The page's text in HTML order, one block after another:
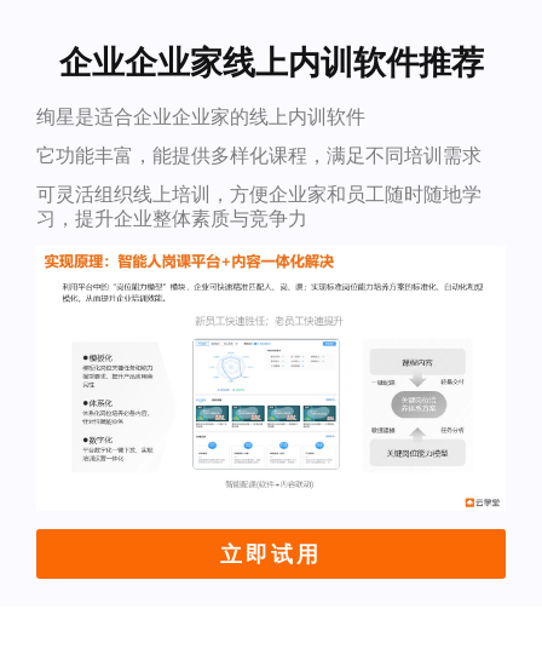
企业企业家线上内训软件推荐
绚星是适合企业企业家的线上内训软件
它功能丰富，能提供多样化课程，满足不同培训需求
可灵活组织线上培训，方便企业家和员工随时随地学
习，提升企业整体素质与竞争力
立即试用